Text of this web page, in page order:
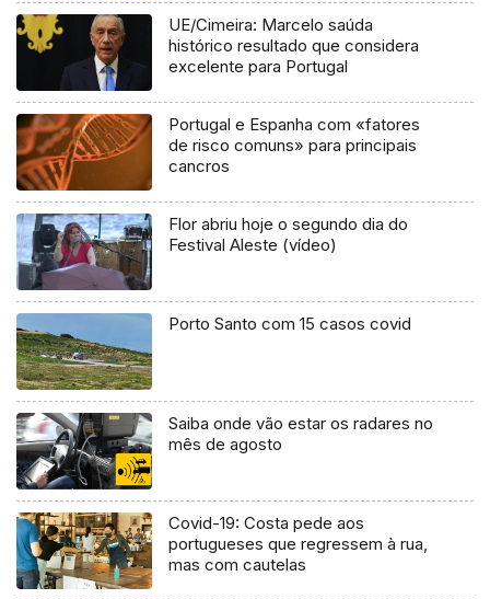
UE/Cimeira: Marcelo saúda
histórico resultado que considera
excelente para Portugal
Portugal e Espanha com «fatores
de risco comuns» para principais
cancros
Flor abriu hoje o segundo dia do
Festival Aleste (vídeo)
Porto Santo com 15 casos covid
Saiba onde vão estar os radares no
mês de agosto
Covid-19: Costa pede aos
portugueses que regressem à rua,
mas com cautelas